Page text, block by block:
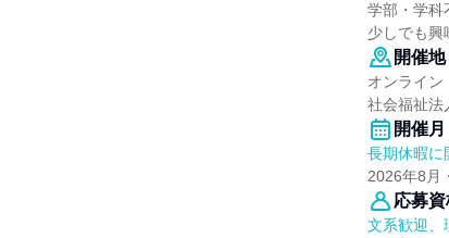
学部・学科
少しでも興
開催地
オンライン
社会福祉法
開催月
長期休暇に
2026年8月
応募
文系歓迎、